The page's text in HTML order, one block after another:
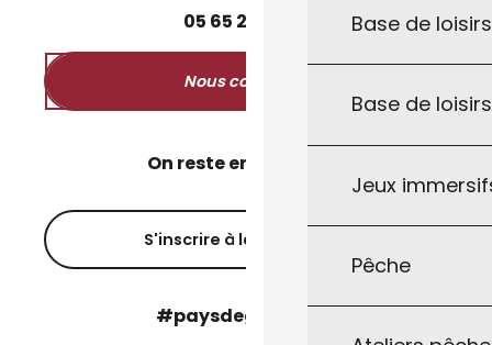
Base de
Base de
Jeux
Pêche
05 65 27
Nous contacter
On reste en contact ?
S'inscrire à la newsletter
#paysdegourdon !